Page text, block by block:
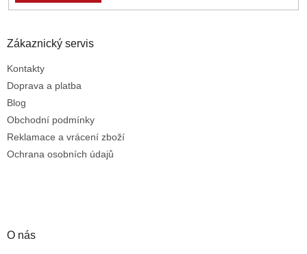
Zákaznický servis
Kontakty
Doprava a platba
Blog
Obchodní podmínky
Reklamace a vrácení zboží
Ochrana osobních údajů
O nás